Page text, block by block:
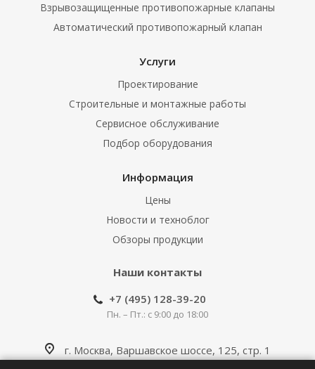
Взрывозащищенные противопожарные клапаны
Автоматический противопожарный клапан
Услуги
Проектирование
Строительные и монтажные работы
Сервисное обслуживание
Подбор оборудования
Информация
Цены
Новости и техноблог
Обзоры продукции
Наши контакты
+7 (495) 128-39-20
Пн. – Пт.: с 9:00 до 18:00
г. Москва, Варшавское шоссе, 125, стр. 1